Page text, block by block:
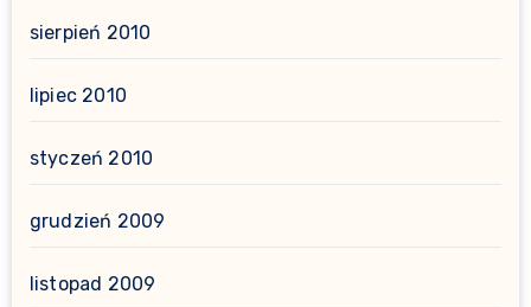
sierpień 2010
lipiec 2010
styczeń 2010
grudzień 2009
listopad 2009